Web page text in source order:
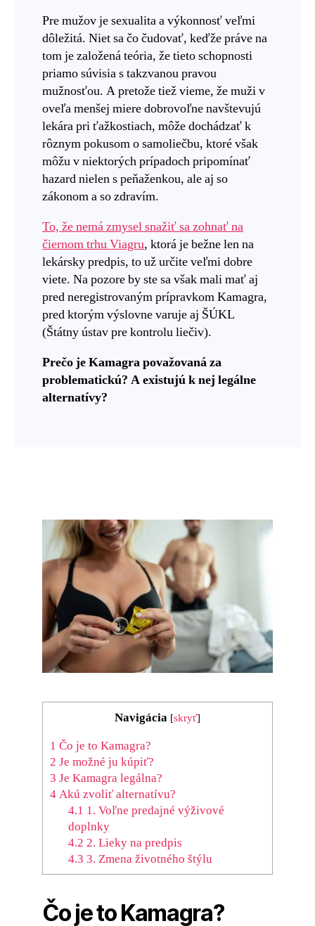
Pre mužov je sexualita a výkonnosť veľmi
dôležitá. Niet sa čo čudovať, keďže práve na
tom je založená teória, že tieto schopnosti
priamo súvisia s takzvanou pravou
mužnosťou. A pretože tiež vieme, že muži v
oveľa menšej miere dobrovoľne navštevujú
lekára pri ťažkostiach, môže dochádzať k
rôznym pokusom o samoliečbu, ktoré však
môžu v niektorých prípadoch pripomínať
hazard nielen s peňaženkou, ale aj so
zákonom a so zdravím.
To, že nemá zmysel snažiť sa zohnať na
čiernom trhu Viagru, ktorá je bežne len na
lekársky predpis, to už určite veľmi dobre
viete. Na pozore by ste sa však mali mať aj
pred neregistrovaným prípravkom Kamagra,
pred ktorým výslovne varuje aj ŠÚKL
(Štátny ústav pre kontrolu liečiv).
Prečo je Kamagra považovaná za
problematickú? A existujú k nej legálne
alternatívy?
Navigácia [skryť]
1 Čo je to Kamagra?
2 Je možné ju kúpiť?
3 Je Kamagra legálna?
4Akú zvoliť alternatívu?
4.1 1. Voľne predajné výživové
doplnky
4.2 2. Lieky na predpis
4.3 3. Zmena životného štýlu
Čo je to Kamagra?